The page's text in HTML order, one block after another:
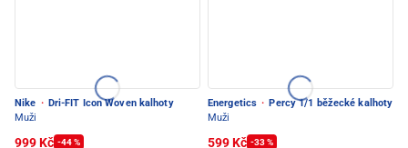
Nike · Dri-FIT Icon Woven kalhoty
Muži
999 Kč -44 %
Energetics · Percy 1/1 běžecké kalhoty
Muži
599 Kč -33 %